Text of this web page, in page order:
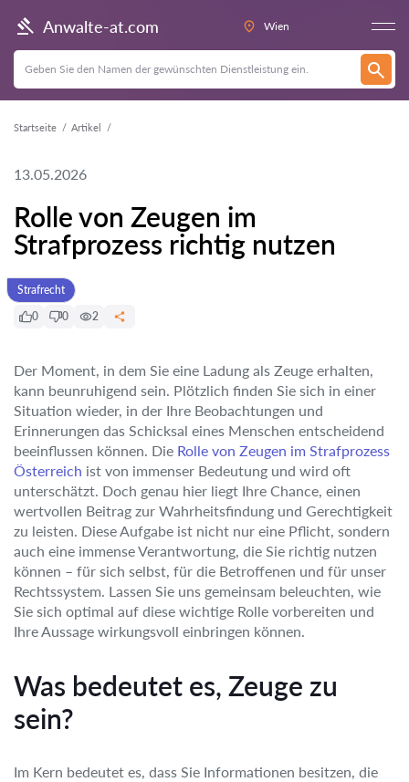
Anwalte-at.com Wien
Startseite Artikel
13.05.2026
Rolle von Zeugen im
Strafprozess richtig nutzen
Strafrecht
0
0 2
Der Moment, in dem Sie eine Ladung als Zeuge erhalten,
kann beunruhigend sein. Plötzlich finden Sie sich in einer
Situation wieder, in der Ihre Beobachtungen und
Erinnerungen das Schicksal eines Menschen entscheidend
beeinflussen können. Die Rolle von Zeugen im Strafprozess
Österreich ist von immenser Bedeutung und wird oft
unterschätzt. Doch genau hier liegt Ihre Chance, einen
wertvollen Beitrag zur Wahrheitsfindung und Gerechtigkeit
zu leisten. Diese Aufgabe ist nicht nur eine Pflicht, sondern
auch eine immense Verantwortung, die Sie richtig nutzen
können – für sich selbst, für die Betroffenen und für unser
Rechtssystem. Lassen Sie uns gemeinsam beleuchten, wie
Sie sich optimal auf diese wichtige Rolle vorbereiten und
Ihre Aussage wirkungsvoll einbringen können.
Was bedeutet es, Zeuge zu
sein?
Im Kern bedeutet es, dass Sie Informationen besitzen, die